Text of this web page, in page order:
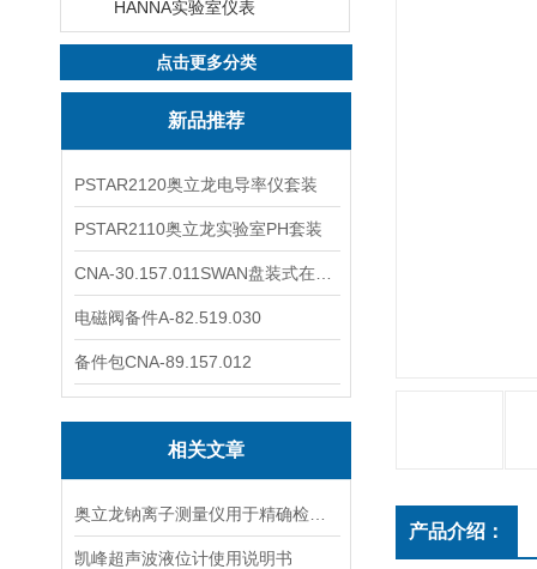
HANNA实验室仪表
点击更多分类
新品推荐
PSTAR2120奥立龙电导率仪套装
PSTAR2110奥立龙实验室PH套装
电磁阀备件A-82.519.030
备件包CNA-89.157.012
相关文章
凯峰超声波液位计使用说明书
产品介绍：